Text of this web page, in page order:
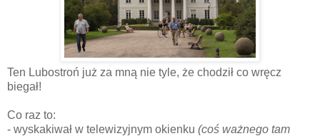
Ten Lubostroń już za mną nie tyle, że chodził co wręcz
biegał!
Co raz to:
- wyskakiwał w telewizyjnym okienku (coś ważnego tam